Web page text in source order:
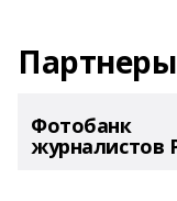
Партнеры
Фотобанк
журналистов